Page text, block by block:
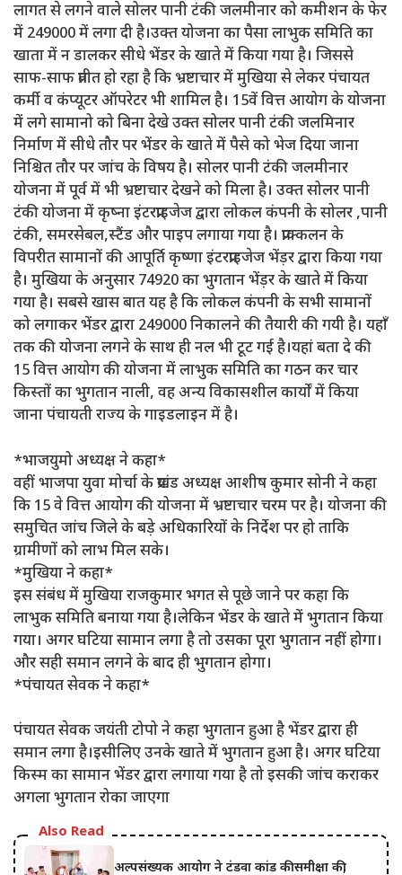
लागत से लगने वाले सोलर पानी टंकी जलमीनार को कमीशन के फेर
में 249000 में लगा दी है।उक्त योजना का पैसा लाभुक समिति का
खाता में न डालकर सीधे भेंडर के खाते में किया गया है। जिससे
साफ-साफ प्रतीत हो रहा है कि भ्रष्टाचार में मुखिया से लेकर पंचायत
कर्मी व कंप्यूटर ऑपरेटर भी शामिल है। 15वें वित्त आयोग के योजना
में लगे सामानो को बिना देखे उक्त सोलर पानी टंकी जलमिनार
निर्माण में सीधे तौर पर भेंडर के खाते में पैसे को भेज दिया जाना
निश्चित तौर पर जांच के विषय है। सोलर पानी टंकी जलमीनार
योजना में पूर्व में भी भ्रष्टाचार देखने को मिला है। उक्त सोलर पानी
टंकी योजना में कृष्ना इंटरप्राइजेज द्वारा लोकल कंपनी के सोलर ,पानी
टंकी, समरसेबल,स्टैंड और पाइप लगाया गया है। प्राक्कलन के
विपरीत सामानों की आपूर्ति कृष्णा इंटरप्राइजेज भेंड़र द्वारा किया गया
है। मुखिया के अनुसार 74920 का भुगतान भेंड़र के खाते में किया
गया है। सबसे खास बात यह है कि लोकल कंपनी के सभी सामानों
को लगाकर भेंडर द्वारा 249000 निकालने की तैयारी की गयी है। यहाँ
तक की योजना लगने के साथ ही नल भी टूट गई है।यहां बता दे की
15 वित्त आयोग की योजना में लाभुक समिति का गठन कर चार
किस्तों का भुगतान नाली, वह अन्य विकासशील कार्यों में किया
जाना पंचायती राज्य के गाइडलाइन में है।
*भाजयुमो अध्यक्ष ने कहा*
वहीं भाजपा युवा मोर्चा के प्रखंड अध्यक्ष आशीष कुमार सोनी ने कहा
कि 15 वे वित्त आयोग की योजना में भ्रष्टाचार चरम पर है। योजना की
समुचित जांच जिले के बड़े अधिकारियों के निर्देश पर हो ताकि
ग्रामीणों को लाभ मिल सके।
*मुखिया ने कहा*
इस संबंध में मुखिया राजकुमार भगत से पूछे जाने पर कहा कि
लाभुक समिति बनाया गया है।लेकिन भेंडर के खाते में भुगतान किया
गया। अगर घटिया सामान लगा है तो उसका पूरा भुगतान नहीं होगा।
और सही समान लगने के बाद ही भुगतान होगा।
*पंचायत सेवक ने कहा*
पंचायत सेवक जयंती टोपो ने कहा भुगतान हुआ है भेंडर द्वारा ही
समान लगा है।इसीलिए उनके खाते में भुगतान हुआ है। अगर घटिया
किस्म का सामान भेंडर द्वारा लगाया गया है तो इसकी जांच कराकर
अगला भुगतान रोका जाएगा
Also Read
अल्पसंख्यक आयोग ने टंडवा कांड की समीक्षा की,